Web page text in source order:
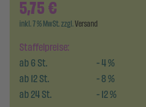
Staffelpreise:
ab6St. -4%
ab12St. -8%
ab24St. -12%
5,75€
inkl. 7 % MwSt. zzgl.Versand